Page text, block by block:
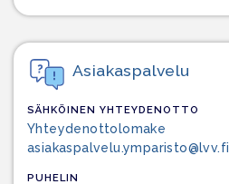
Asiakaspalvelu
SÄHKÖINEN YHTEYDENOTTO
Yhteydenottolomake
asiakaspalvelu.ymparisto@lvv.fi
PUHELIN